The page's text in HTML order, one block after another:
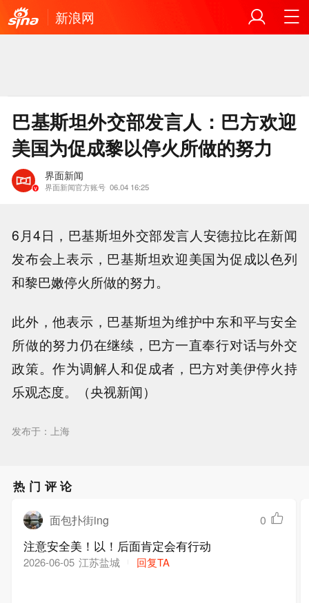
新浪网
巴基斯坦外交部发言人：巴方欢迎
美国为促成黎以停火所做的努力
界面新闻
界面新闻官方账号 06.04 16:25
6月4日，巴基斯坦外交部发言人安德拉比在新闻
发布会上表示，巴基斯坦欢迎美国为促成以色列
和黎巴嫩停火所做的努力。
此外，他表示，巴基斯坦为维护中东和平与安全
所做的努力仍在继续，巴方一直奉行对话与外交
政策。作为调解人和促成者，巴方对美伊停火持
乐观态度。（央视新闻）
发布于：上海
热门评论
面包扑街ing 0
注意安全美！以！后面肯定会有行动
2026-06-05 江苏盐城 回复TA